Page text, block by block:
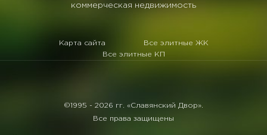
коммерческая недвижимость
Карта сайта
Все элитные ЖК
Все элитные КП
©1995 - 2026 гг. «Славянский Двор».
Все права защищены